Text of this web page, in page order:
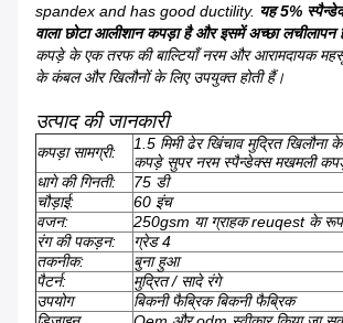
spandex and has good ductility. यह 5%
वाला छोटा आलीशान कपड़ा है और इसमें अच्छा लचीलापन
कपड़े के एक तरफ की बाल्टियाँ नरम और आरामदायक
के कंबल और खिलौनों के लिए उपयुक्त होती हैं।
उत्पाद की जानकारी
कपड़ा सामग्री:
1.5 मिमी ढेर खिंचाव मुद्रित खिलौना
कपड़े सुपर नरम स्पैन्डेक्स मखमली
धागे की गिनती:
75 डी
चौड़ाई:
60 इंच
वजन:
250gsm या ग्राहक reuqest के
रंग की पकड़न:
ग्रेड 4
तकनीक:
बुना हुआ
पैटर्न:
मुद्रित / सादे रंगे
उपयोग
बिकनी फैब्रिक बिकनी फैब्रिक